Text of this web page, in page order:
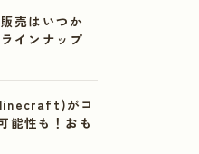
売はいつか
インナップ
がコ
能性も！おも